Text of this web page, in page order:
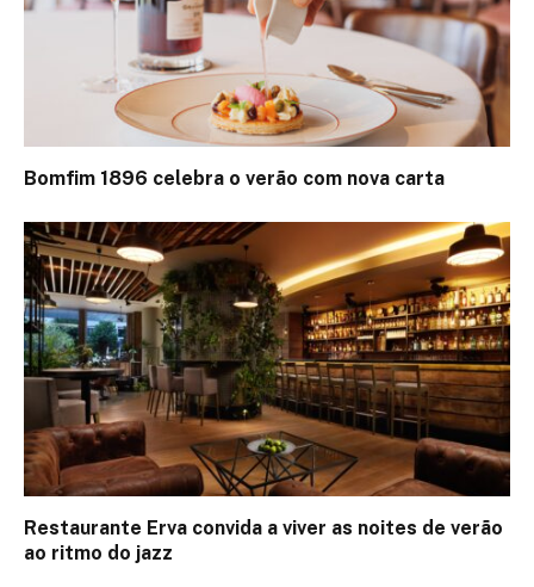
Bomfim 1896 celebra o verão com nova carta
Restaurante Erva convida a viver as noites de verão
ao ritmo do jazz